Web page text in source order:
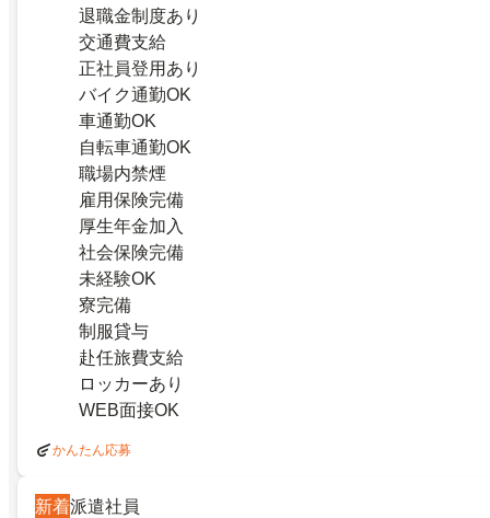
退職金制度あり
交通費支給
正社員登用あり
バイク通勤OK
車通勤OK
自転車通勤OK
職場内禁煙
雇用保険完備
厚生年金加入
社会保険完備
未経験OK
寮完備
制服貸与
赴任旅費支給
ロッカーあり
WEB面接OK
かんたん応募
新着派遣社員